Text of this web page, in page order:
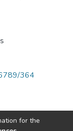
364
for the